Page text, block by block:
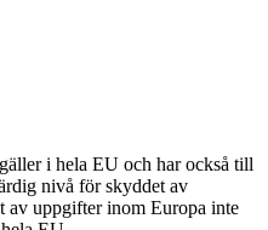
i hela EU och har också till
nivå för skyddet av
av uppgifter inom Europa inte